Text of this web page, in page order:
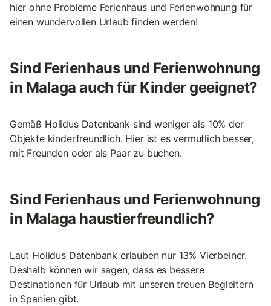
hier ohne Probleme Ferienhaus und Ferienwohnung für
einen wundervollen Urlaub finden werden!
Sind Ferienhaus und Ferienwohnung
in Malaga auch für Kinder geeignet?
Gemäß Holidus Datenbank sind weniger als 10% der
Objekte kinderfreundlich. Hier ist es vermutlich besser,
mit Freunden oder als Paar zu buchen.
Sind Ferienhaus und Ferienwohnung
in Malaga haustierfreundlich?
Laut Holidus Datenbank erlauben nur 13% Vierbeiner.
Deshalb können wir sagen, dass es bessere
Destinationen für Urlaub mit unseren treuen Begleitern
in Spanien gibt.